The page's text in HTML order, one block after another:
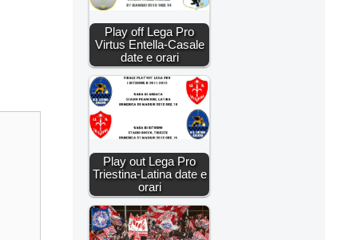
Play off Lega Pro
Virtus Entella-Casale
date e orari
Play out Lega Pro
Triestina-Latina date e
orari